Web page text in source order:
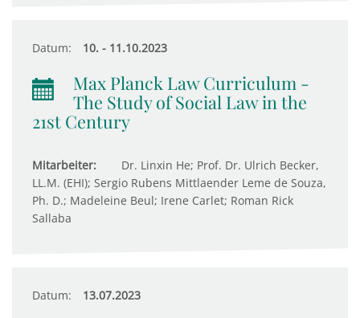
Datum: 10. - 11.10.2023
Max Planck Law Curriculum -
The Study of Social Law in the
21st Century
Mitarbeiter:
Dr. Linxin He; Prof. Dr. Ulrich Becker,
LL.M. (EHI); Sergio Rubens Mittlaender Leme de Souza,
Ph. D.; Madeleine Beul; Irene Carlet; Roman Rick
Sallaba
Datum: 13.07.2023